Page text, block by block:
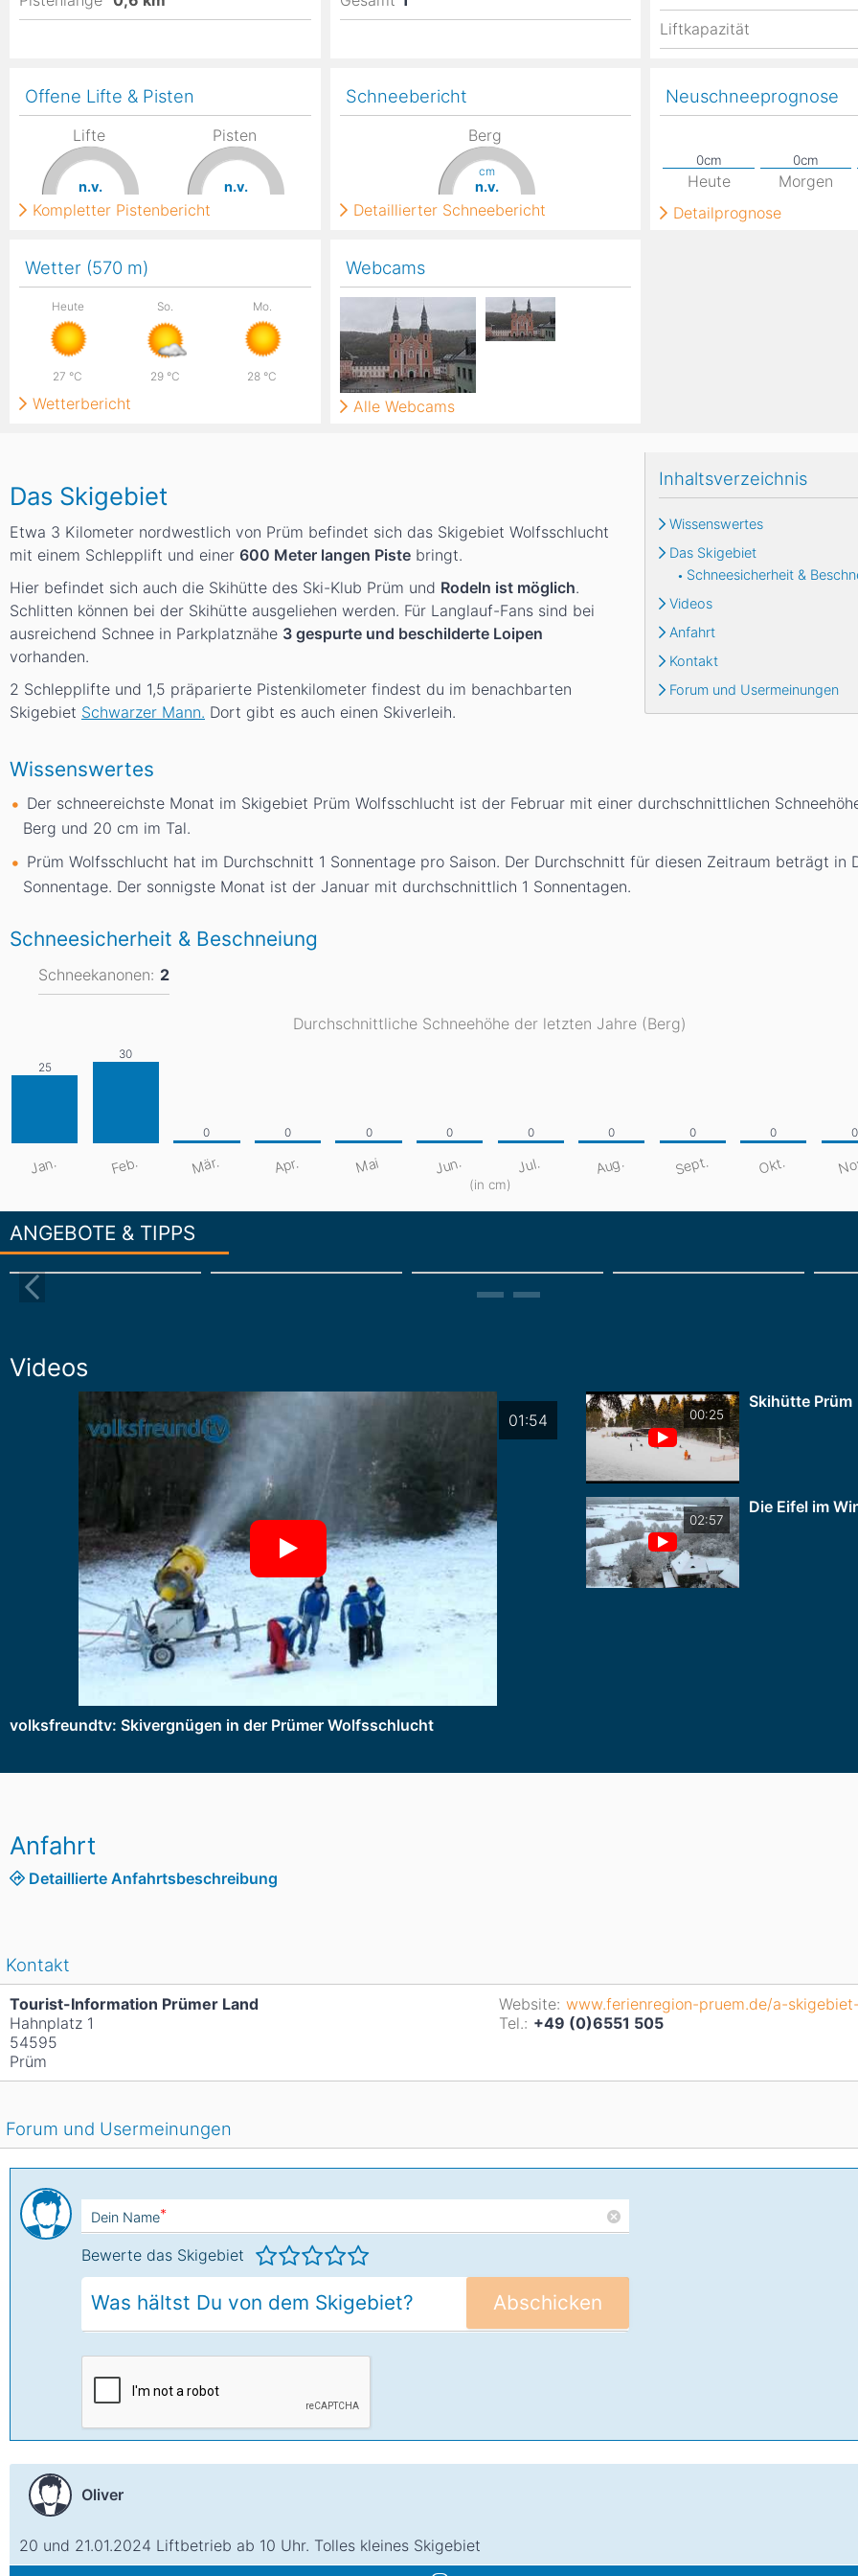
Inhaltsverzeichnis
Wissenswertes
Das Skigebiet
Schneesicherheit &
Videos
Anfahrt
Kontakt
Forum und Usermeinungen
Das Skigebiet
Etwa 3 Kilometer nordwestlich von Prüm befindet sich das Skigebiet Wolfsschlucht
mit einem Schlepplift und einer 600 Meter langen Piste bringt.
Hier befindet sich auch die Skihütte des Ski-Klub Prüm und Rodeln ist möglich.
Schlitten können bei der Skihütte ausgeliehen werden. Für Langlauf-Fans sind bei
ausreichend Schnee in Parkplatznähe 3 gespurte und beschilderte Loipen
vorhanden.
2 Schlepplifte und 1,5 präparierte Pistenkilometer findest du im benachbarten
Skigebiet Schwarzer Mann. Dort gibt es auch einen Skiverleih.
Wissenswertes
Der schneereichste Monat im Skigebiet Prüm Wolfsschlucht ist der Februar mit einer durchschnittlichen
Berg und 20 cm im Tal.
Prüm Wolfsschlucht hat im Durchschnitt 1 Sonnentage pro Saison. Der Durchschnitt für diesen Zeitraum beträgt in
Sonnentage. Der sonnigste Monat ist der Januar mit durchschnittlich 1 Sonnentagen.
Schneesicherheit & Beschneiung
Schneekanonen: 2
Durchschnittliche Schneehöhe der letzten Jahre (Berg)
Jan. Feb. Mär. Apr. Mai Jun. Jul. Aug. Sept. Okt.
(in cm)
ANGEBOTE & TIPPS
Videos
01:54
volksfreundtv: Skivergnügen in der Prümer Wolfsschlucht
00:25
Skihütte Prüm
02:57
Die Eifel im
Anfahrt
Detaillierte Anfahrtsbeschreibung
Kontakt
Tourist-Information Prümer Land
Hahnplatz 1
54595
Prüm
Website: www.ferienregion-pruem.de/a-
Tel.: +49 (0)6551 505
Forum und Usermeinungen
Dein Name*
Bewerte das Skigebiet
Abschicken
Oliver
20 und 21.01.2024 Liftbetrieb ab 10 Uhr. Tolles kleines Skigebiet
Liftkapazität
Wetter (570 m)
Heute
27 °C
So.
29 °C
Mo.
28 °C
Wetterbericht
Webcams
Alle Webcams
Schneebericht
Berg
cm
n.v.
Detaillierter Schneebericht
Neuschneeprognose
Heute
Morgen
Detailprognose
Offene Lifte & Pisten
Lifte
n.v.
Pisten
n.v.
Kompletter Pistenbericht